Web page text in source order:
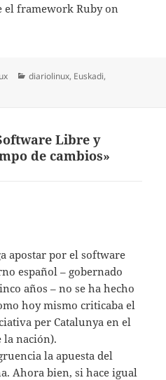
el framework Ruby on
Categorías
diariolinux, Euskadi,
Libre y
de cambios»
apostar por el software
español – gobernado
años – no se ha hecho
hoy mismo criticaba el
per Catalunya en el
la nación).
la apuesta del
Ahora bien, si hace igual